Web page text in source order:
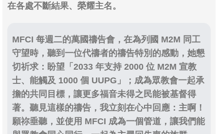
在各處不斷結果、榮耀主名。
MFCI 每週二的萬國禱告會，在為列國 M2M 同工
守望時，聽到一位代禱者的禱告特別的感動，她懇
切祈求：盼望「2033 年支持 2000 位 M2M 宣教
士、能觸及 1000 個 UUPG」；成為眾教會一起承
擔的共同目標，讓更多福音未得之民能被基督得
著。聽見這樣的禱告，我立刻在心中回應：主啊！
願祢垂聽，並使用 MFCI 成為一個管道，讓我們能